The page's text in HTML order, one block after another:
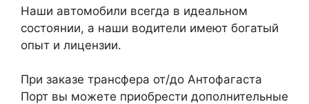
Наши автомобили всегда в идеальном
состоянии, а наши водители имеют богатый
опыт и лицензии.
При заказе трансфера от/до Антофагаста
Порт вы можете приобрести дополнительные